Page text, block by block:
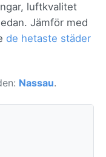
luftkvalitet
Jämför med
de hetaste städer
Nassau.